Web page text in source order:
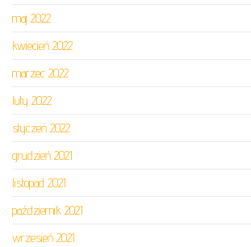
maj 2022
kwiecień 2022
marzec 2022
luty 2022
styczeń 2022
grudzień 2021
listopad 2021
październik 2021
wrzesień 2021